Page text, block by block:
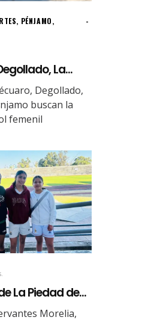
, PÉNJAMO,
La...
Degollado,
buscan la
femenil
La Piedad de...
Morelia,